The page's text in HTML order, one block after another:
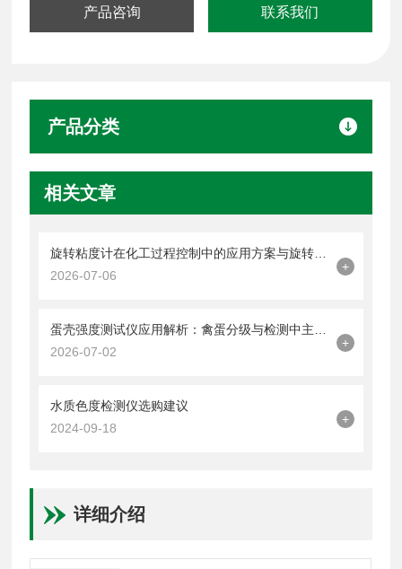
产品咨询 联系我们
产品分类
相关文章
旋转粘度计在化工过程控制中的应用方案与旋转粘度计品牌技术解析
2026-07-06
+
蛋壳强度测试仪应用解析：禽蛋分级与检测中主流品牌技术报告
2026-07-02
+
水质色度检测仪选购建议
2024-09-18
+
详细介绍